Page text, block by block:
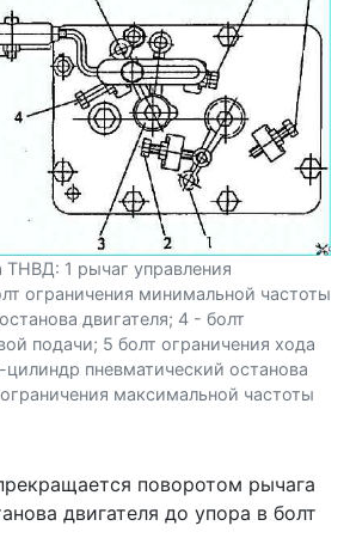
ТНВД: 1 рычаг управления
ограничения минимальной частоты
двигателя; 4 - болт
подачи; 5 болт ограничения хода
пневматический останова
максимальной частоты
поворотом рычага
двигателя до упора в болт